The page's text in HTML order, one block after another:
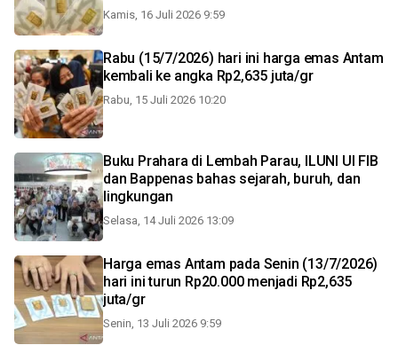
Kamis, 16 Juli 2026 9:59
Rabu (15/7/2026) hari ini harga emas Antam
kembali ke angka Rp2,635 juta/gr
Rabu, 15 Juli 2026 10:20
Buku Prahara di Lembah Parau, ILUNI UI FIB
dan Bappenas bahas sejarah, buruh, dan
lingkungan
Selasa, 14 Juli 2026 13:09
Harga emas Antam pada Senin (13/7/2026)
hari ini turun Rp20.000 menjadi Rp2,635
juta/gr
Senin, 13 Juli 2026 9:59